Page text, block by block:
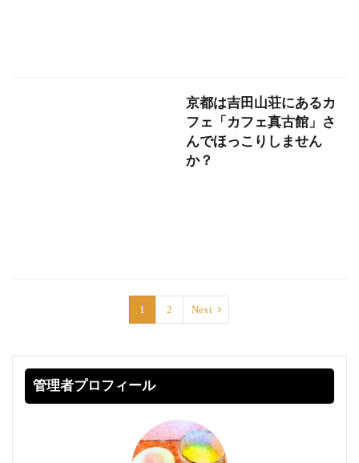
京都は吉田山荘にあるカ
フェ「カフェ真古館」さ
んでほっこりしません
か？
1 2 Next
管理者プロフィール